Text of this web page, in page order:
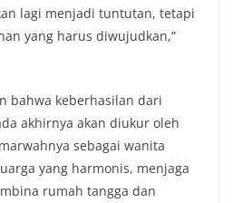
lagi menjadi tuntutan, tetapi
yang harus diwujudkan,”
bahwa keberhasilan dari
akhirnya akan diukur oleh
sebagai wanita
yang harmonis, menjaga
rumah tangga dan